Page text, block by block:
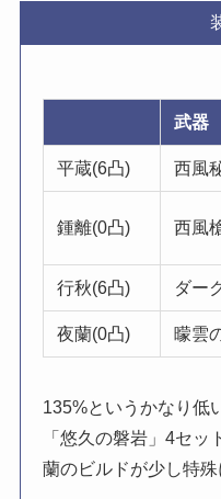
武器
平蔵(6凸) 西風
鍾離(0凸) 西風
行秋(6凸) ダー
夜蘭(0凸) 曚雲
135%というかなり低
「悠久の磐岩」4セ
蘭のビルドが少し特殊